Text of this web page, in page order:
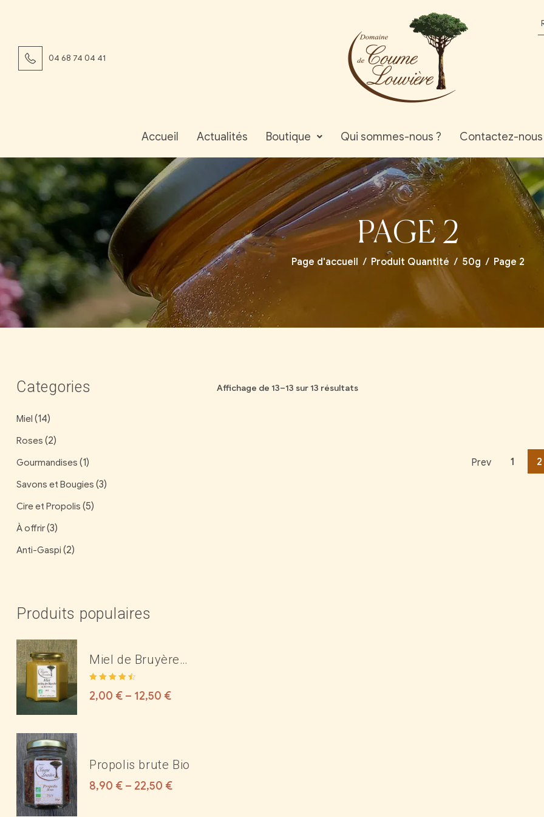
04 68 74 04 41
Accueil Actualités Boutique Qui sommes-nous ? Contactez-nous
PAGE 2
Page d'accueil / Produit Quantité / 50g / Page 2
Affichage de 13–13 sur 13 résultats
Prev 1 2
Categories
Miel (14)
Roses (2)
Gourmandises (1)
Savons et Bougies (3)
Cire et Propolis (5)
À offrir(3)
Anti-Gaspi (2)
Produits populaires
Miel de Bruyère
Blanche Bio des
Corbières ou du
sur 5
2,00 € – 12,50 €
Propolis brute Bio
8,90 € – 22,50 €